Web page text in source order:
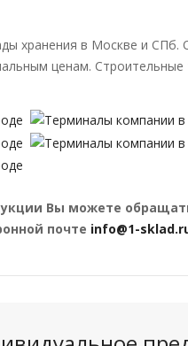
хранения в Москве и
ценам. Строительные
Вы можете
почте info@1-